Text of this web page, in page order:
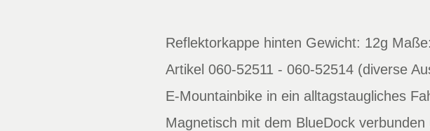
Reflektorkappe hinten Gewicht: 12g
Artikel 060-52511 - 060-52514 (diverse
E-Mountainbike in ein alltagstaugliches
Magnetisch mit dem BlueDock